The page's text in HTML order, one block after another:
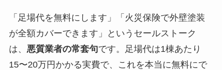
「足場代を無料にします」「火災保険で外壁塗装
が全額カバーできます」というセールストーク
は、 悪質業者の常套句です。足場代は1棟あたり
15〜20万円かかる実費で、これを本当に無料にで